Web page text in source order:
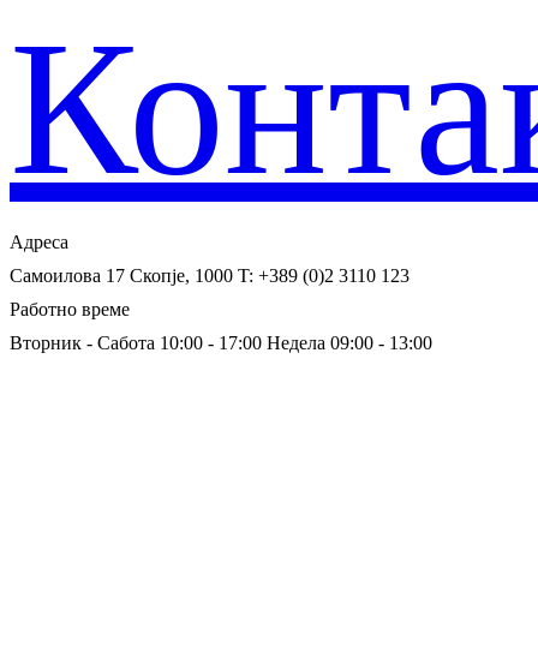
Адреса
Самоилова 17 Скопје, 1000 T: +389 (0)2 3110 123
Работно време
Вторник - Сабота 10:00 - 17:00 Недела 09:00 - 13:00